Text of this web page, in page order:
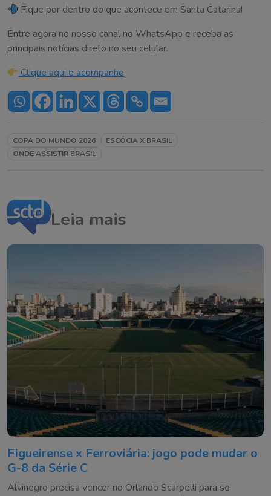
Fique por dentro do que acontece em Santa Catarina!
Entre agora no nosso canal no WhatsApp e receba as
principais notícias direto no seu celular.
Clique aqui e acompanhe
COPA DO MUNDO 2026
ESCÓCIA X BRASIL
ONDE ASSISTIR BRASIL
Leia mais
Figueirense x Ferroviária: jogo pode mudar o
G-8 da Série C
Alvinegro precisa vencer no Orlando Scarpelli para se